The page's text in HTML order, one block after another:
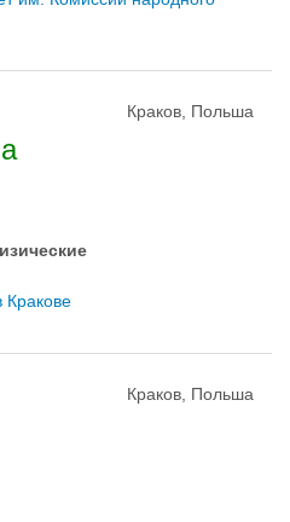
Краков, Польша
Кракове
Краков, Польша